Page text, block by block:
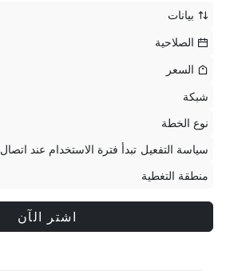
بيانات
الصلاحية
السعر
شبكة
نوع الخطة
سياسة التفعيل تبدأ فترة الاستخدام عند اتصال eSIM بالشبكة المدعومة
منطقة التغطية
اشتر الآن